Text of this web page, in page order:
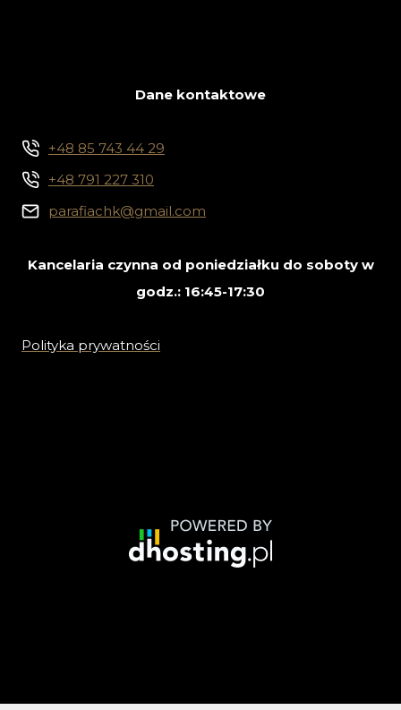
Dane kontaktowe
+48 85 743 44 29
+48 791 227 310
parafiachk@gmail.com
Kancelaria czynna od poniedziałku do soboty w
godz.: 16:45-17:30
Polityka prywatności